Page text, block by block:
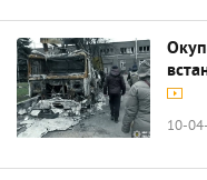
10-